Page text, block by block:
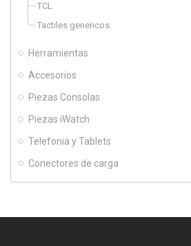
TCL
Tactiles genericos
Herramientas
Accesorios
Piezas Consolas
Piezas iWatch
Telefonia y Tablets
Conectores de carga